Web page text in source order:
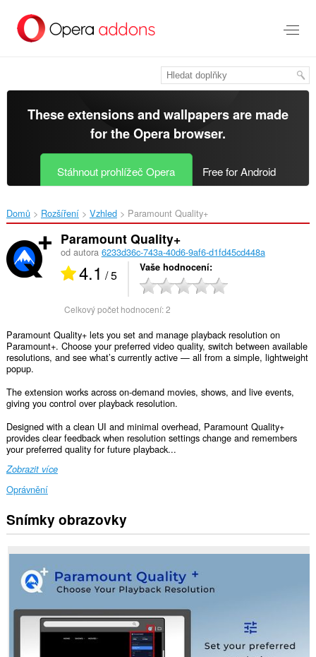
přímo
These extensions and wallpapers are made
for theOpera browser.
Stáhnout prohlížeč Opera Free for Android
Domů Rozšíření Vzhled Paramount Quality+‎
Paramount Quality+
od autora 6233d36c-743a-40d6-9af6-d1fd45cd448a
4.1 / 5 Vaše hodnocení
Celkový počet hodnocení:2
Paramount Quality+ lets you set and manage playback resolution on
Paramount+. Choose your preferred video quality, switch between available
resolutions, and see what’s currently active — all from a simple, lightweight
popup.
The extension works across on-demand movies, shows, and live events,
giving you control over playback resolution.
Designed with a clean UI and minimal overhead, Paramount Quality+
provides clear feedback when resolution settings change and remembers
your preferred quality for future playback...
Zobrazit více
Oprávnění
Toto
rozšíření
přistupovat
vašim
datům
některých
webech.
Snímky obrazovky